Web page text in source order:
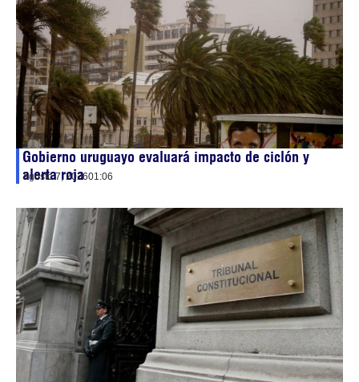
Gobierno uruguayo evaluará impacto de ciclón y
alerta roja
agosto 7, 202601:06